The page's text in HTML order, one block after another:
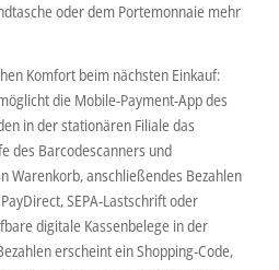
oder dem Portemonnaie mehr
Komfort beim nächsten Einkauf:
die Mobile-Payment-App des
in der stationären Filiale das
des Barcodescanners und
Warenkorb, anschließendes Bezahlen
SEPA-Lastschrift oder
digitale Kassenbelege in der
erscheint ein Shopping-Code,